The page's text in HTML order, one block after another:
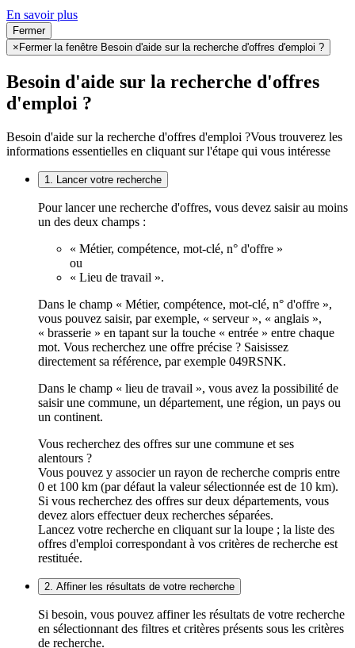
En savoir plus
Fermer
× Fermer la fenêtre Besoin d'aide sur la recherche d'offres d'emploi ?
Besoin d'aide sur la recherche d'offres
d'emploi ?
Besoin d'aide sur la recherche d'offres d'emploi ?Vous trouverez les
informations essentielles en cliquant sur l'étape qui vous intéresse
1. Lancer votre recherche
Pour lancer une recherche d'offres, vous devez saisir au moins
un des deux champs :
« Métier, compétence, mot-clé, n° d'offre »
ou
« Lieu de travail ».
Dans le champ « Métier, compétence, mot-clé, n° d'offre »,
vous pouvez saisir, par exemple, « serveur », « anglais »,
« brasserie » en tapant sur la touche « entrée » entre chaque
mot. Vous recherchez une offre précise ? Saisissez
directement sa référence, par exemple 049RSNK.
Dans le champ « lieu de travail », vous avez la possibilité de
saisir une commune, un département, une région, un pays ou
un continent.
Vous recherchez des offres sur une commune et ses
alentours ?
Vous pouvez y associer un rayon de recherche compris entre
0 et 100 km (par défaut la valeur sélectionnée est de 10 km).
Si vous recherchez des offres sur deux départements, vous
devez alors effectuer deux recherches séparées.
Lancez votre recherche en cliquant sur la loupe ; la liste des
offres d'emploi correspondant à vos critères de recherche est
restituée.
2. Affiner les résultats de votre recherche
Si besoin, vous pouvez affiner les résultats de votre recherche
en sélectionnant des filtres et critères présents sous les critères
de recherche.